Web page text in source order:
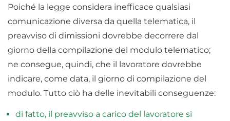
Poiché la legge considera inefficace qualsiasi
comunicazione diversa da quella telematica, il
preavviso di dimissioni dovrebbe decorrere dal
giorno della compilazione del modulo telematico;
ne consegue, quindi, che il lavoratore dovrebbe
indicare, come data, il giorno di compilazione del
modulo. Tutto ciò ha delle inevitabili conseguenze:
di fatto, il preavviso a carico del lavoratore si